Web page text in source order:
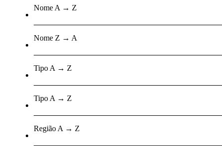
Nome A → Z
Nome Z → A
Tipo A → Z
Tipo A → Z
Região A → Z